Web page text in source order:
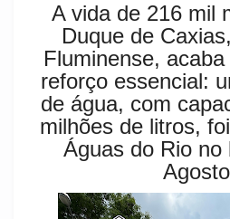
A vida de 216 mil
Duque de
Fluminense,
reforço essencial:
de água, com
milhões de litros,
Águas do Rio no